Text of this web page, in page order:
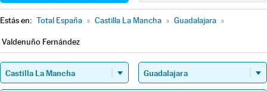
Estás en: Total España » Castilla La Mancha » Guadalajara »
Valdenuño Fernández